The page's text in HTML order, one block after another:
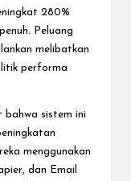
280%
Peluang
melibatkan
performa
bahwa sistem ini
menggunakan
dan Email